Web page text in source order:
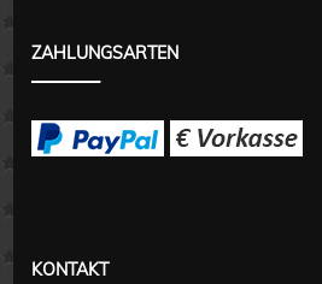
ZAHLUNGSARTEN
KONTAKT